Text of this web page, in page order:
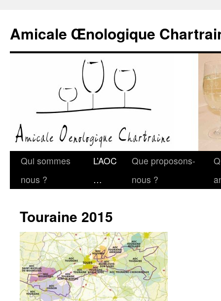
Amicale Œnologique
Qui sommes
nous ?
L’AOC
…
Que proposons-
nous ?
Touraine 2015